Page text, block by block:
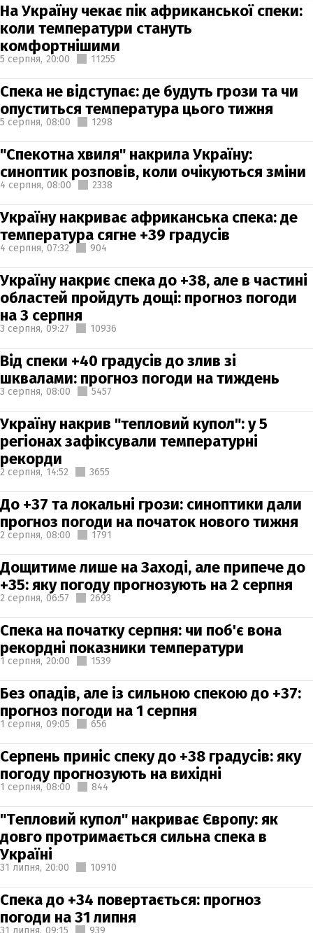
На Україну чекає пік африканської спеки:
коли температури стануть
комфортнішими
5 серпня, 20:00 11255
Спека не відступає: де будуть грози та чи
опуститься температура цього тижня
5 серпня, 08:00 1298
"Спекотна хвиля" накрила Україну:
синоптик розповів, коли очікуються зміни
4 серпня, 08:00 2338
Україну накриває африканська спека: де
температура сягне +39 градусів
4 серпня, 07:32 904
Україну накриє спека до +38, але в частині
областей пройдуть дощі: прогноз погоди
на 3 серпня
3 серпня, 09:27 10936
Від спеки +40 градусів до злив зі
шквалами: прогноз погоди на тиждень
3 серпня, 08:00 5457
Україну накрив "тепловий купол": у 5
регіонах зафіксували температурні
рекорди
2 серпня, 14:52 3655
До +37 та локальні грози: синоптики дали
прогноз погоди на початок нового тижня
2 серпня, 08:00 1791
Дощитиме лише на Заході, але припече до
+35: яку погоду прогнозують на 2 серпня
2 серпня, 06:57 2693
Спека на початку серпня: чи поб'є вона
рекордні показники температури
1 серпня, 20:00 1539
Без опадів, але із сильною спекою до +37:
прогноз погоди на 1 серпня
1 серпня, 09:05 656
Серпень приніс спеку до +38 градусів: яку
погоду прогнозують на вихідні
1 серпня, 08:00 844
"Тепловий купол" накриває Європу: як
довго протримається сильна спека в
Україні
31 липня, 20:00 10910
Спека до +34 повертається: прогноз
погоди на 31 липня
31 липня, 09:15 939